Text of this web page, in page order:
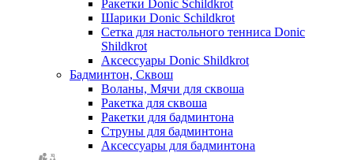
Ракетки Donic Schildkrot
Шарики Donic Schildkrot
Сетка для настольного тенниса Donic
Shildkrot
Аксессуары Donic Shildkrot
Бадминтон, Сквош
Воланы, Мячи для сквоша
Ракетка для сквоша
Ракетки для бадминтона
Струны для бадминтона
Аксессуары для бадминтона